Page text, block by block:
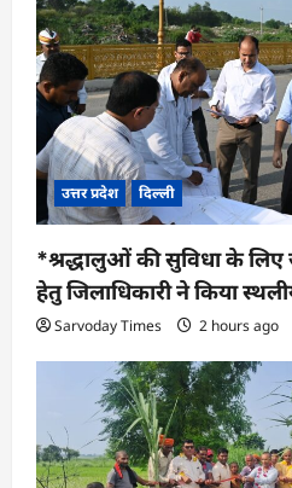
उत्तर प्रदेश दिल्ली
*श्रद्धालुओं की सुविधा के लिए
हेतु जिलाधिकारी ने किया
Sarvoday Times 2 hours ago